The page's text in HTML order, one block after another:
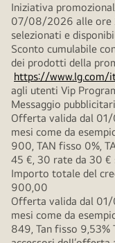
Iniziativa
07/08/2026 alle ore
selezionati e
Sconto cumulabile
dei prodotti della
https://
agli utenti Vip
Messaggio
Offerta valida dal
mesi come da
900, TAN fisso 0%,
45 €, 30 rate da 30 €
Importo totale del
900,00
Offerta valida dal
mesi come da
849, Tan fisso 9,53%